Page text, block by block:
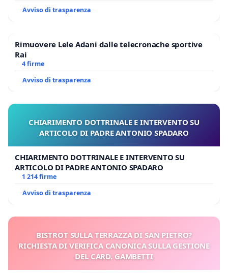
Avviso di trasparenza
Rimuovere Lele Adani dalle telecronache sportive
Rai
4 firme
Avviso di trasparenza
CHIARIMENTO DOTTRINALE E INTERVENTO SU
ARTICOLO DI PADRE ANTONIO SPADARO
CHIARIMENTO DOTTRINALE E INTERVENTO SU
ARTICOLO DI PADRE ANTONIO SPADARO
1 214 firme
Avviso di trasparenza
BISTROT SULLA TERRAZZA DI SAN PIETRO?
RICHIESTA DI VERIFICA CANONICA SULLA GESTIONE
DEL CARD. GAMBETTI